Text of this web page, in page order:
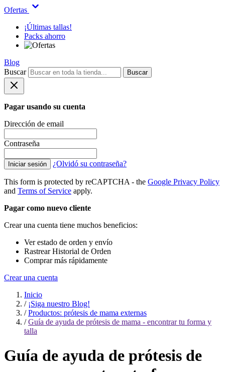
Ofertas
¡Últimas tallas!
Packs ahorro
Blog
Buscar
Buscar
Pagar usando su cuenta
Dirección de email
Contraseña
Iniciar sesión ¿Olvidó su contraseña?
This form is protected by reCAPTCHA - the Google Privacy Policy
and Terms of Service apply.
Pagar como nuevo cliente
Crear una cuenta tiene muchos beneficios:
Ver estado de orden y envío
Rastrear Historial de Orden
Comprar más rápidamente
Crear una cuenta
Inicio
/ ¡Siga nuestro Blog!
/ Productos: prótesis de mama externas
/ Guía de ayuda de prótesis de mama - encontrar tu forma y
talla
Guía de ayuda de prótesis de